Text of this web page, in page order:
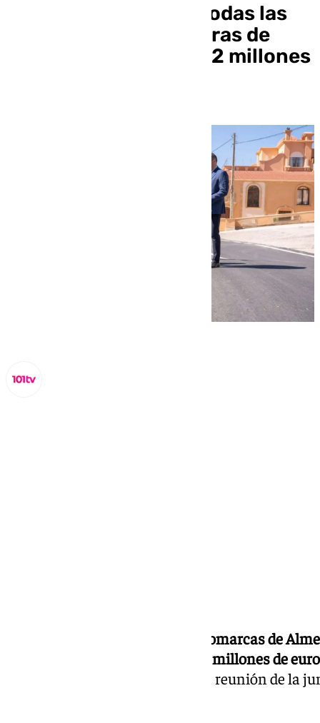
Ocho municipios de todas las
comarcas tendrán obras de
mejora por valor de 2,2 millones
Ocho municipios de todas las comarcas de
obras de mejora por valor de 2,2 millones de
que se ha aprobado en la última reunión de la